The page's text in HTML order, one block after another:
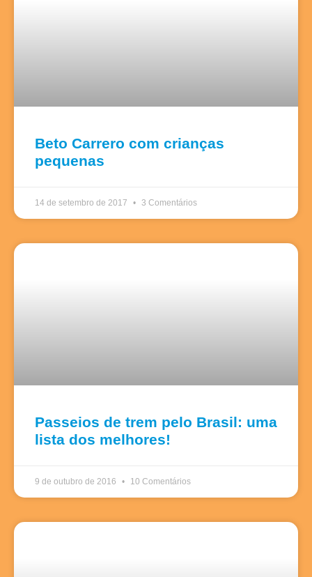
Beto Carrero com crianças
pequenas
14 de setembro de 2017 3 Comentários
Passeios de trem pelo Brasil: uma
lista dos melhores!
9 de outubro de 2016 10 Comentários